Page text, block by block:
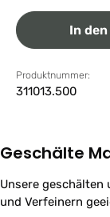
In
Produktnummer:
311013.500
Geschälte
Unsere geschälten
und Verfeinern